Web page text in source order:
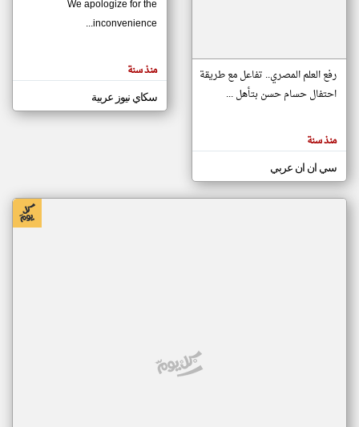
مصادر الأخبار من موريتانيا
اخبار موريتانيا على مدار الساعة
أهم اخبار موريتانيا العاجلة والمباشرة
المقالات
الموجوده
هنا عن
رفع العلم المصري.. تفاعل مع طريقة
احتفال حسام حسن بتأهل ...
منذ سنة
سي ان ان عربي
We apologize for the
inconvenience...
منذ سنة
سكاي نيوز عربية
klyoum.com